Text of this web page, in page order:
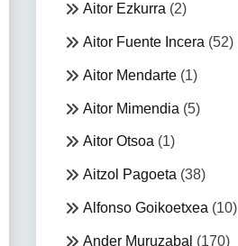
Aitor Ezkurra (2)
Aitor Fuente Incera (52)
Aitor Mendarte(1)
Aitor Mimendia (5)
Aitor Otsoa (1)
Aitzol Pagoeta (38)
Alfonso Goikoetxea (10)
Ander Muruzabal (170)